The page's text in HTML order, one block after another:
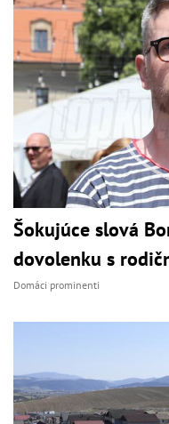
Šokujúce slová
dovolenku s
Domáci prominenti